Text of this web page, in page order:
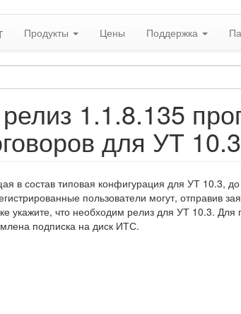
Продукты Цены Поддержка
1.1.8.135
для УТ 10.3
в состав типовая конфигурация для УТ 10.3,
пользователи могут, отправив
укажите, что необходим релиз для УТ 10.3. Для
подписка на диск ИТС.